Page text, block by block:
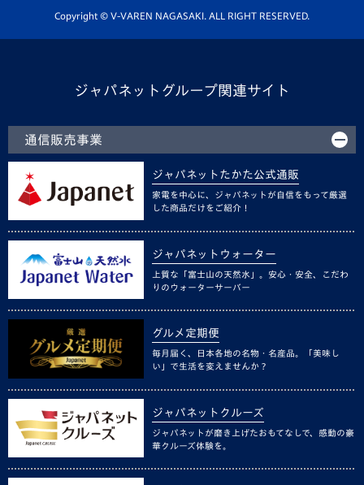
ホームタウン活動
Copyright © V-VAREN NAGASAKI. ALL RIGHT RESERVED.
ジャパネットグループ関連サイト
通信販売事業
ジャパネットたかた公式通販
家電を中心に、ジャパネットが自信をもって厳選
した商品だけをご紹介！
ジャパネットウォーター
上質な「富士山の天然水」。安心・安全、こだわ
りのウォーターサーバー
グルメ定期便
毎月届く、日本各地の名物・名産品。「美味し
い」で生活を変えませんか？
ジャパネットクルーズ
ジャパネットが磨き上げたおもてなしで、感動の豪
華クルーズ体験を。